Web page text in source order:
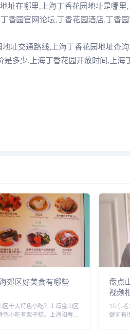
址在哪里,上海丁香花园地址是哪
香园官网论坛,丁香花园酒店,丁香
地址交通路线,上海丁香花园地址查
是多少,上海丁香花园开放时间,上
郊区好美食有哪些
区十大特色小吃？上海金山区
色小吃有栗子糕、上海阳春
盘点
视频
“山东
键词有